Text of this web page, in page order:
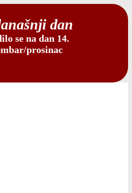
dan
se na dan 14.
prosinac